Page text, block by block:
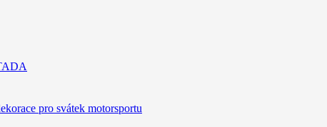
pro svátek motorsportu